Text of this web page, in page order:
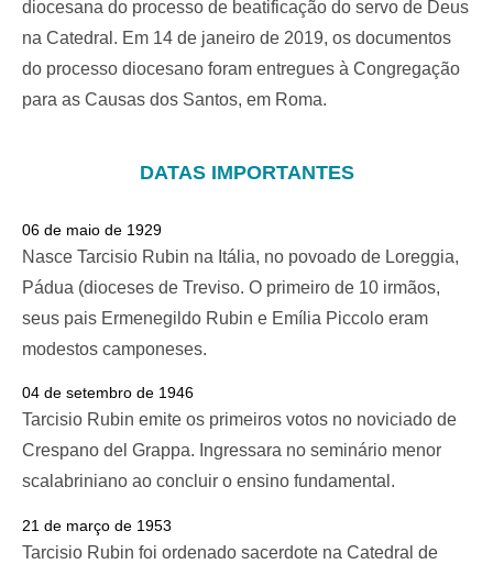
diocesana do processo de beatificação do servo de Deus
na Catedral. Em 14 de janeiro de 2019, os documentos
do processo diocesano foram entregues à Congregação
para as Causas dos Santos, em Roma.
DATAS IMPORTANTES
06 de maio de 1929
Nasce Tarcisio Rubin na Itália, no povoado de Loreggia,
Pádua (dioceses de Treviso. O primeiro de 10 irmãos,
seus pais Ermenegildo Rubin e Emília Piccolo eram
modestos camponeses.
04 de setembro de 1946
Tarcisio Rubin emite os primeiros votos no noviciado de
Crespano del Grappa. Ingressara no seminário menor
scalabriniano ao concluir o ensino fundamental.
21 de março de 1953
Tarcisio Rubin foi ordenado sacerdote na Catedral de